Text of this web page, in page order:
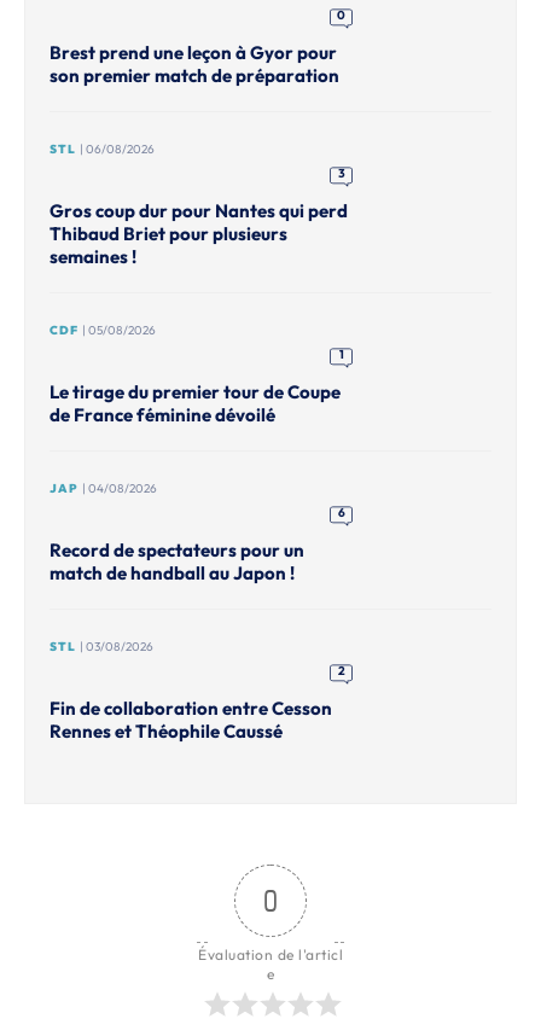
0
Brest prend une leçon à Gyor pour
son premier match de préparation
STL | 06/08/2026
3
Gros coup dur pour Nantes qui perd
Thibaud Briet pour plusieurs
semaines !
CDF | 05/08/2026
1
Le tirage du premier tour de Coupe
de France féminine dévoilé
JAP | 04/08/2026
6
Record de spectateurs pour un
match de handball au Japon !
STL | 03/08/2026
2
Fin de collaboration entre Cesson
Rennes et Théophile Caussé
0
Évaluation de l'articl
e